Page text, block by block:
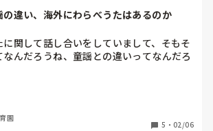
違い、海外にわらべうたはあるのか
関して話し合いをしていまして、そもそ
んだろうね、童謡との違いってなんだろ
うたと同じ存在のものはあるのかと話題に
らっしゃいますか？
園
5 ・ 02/06